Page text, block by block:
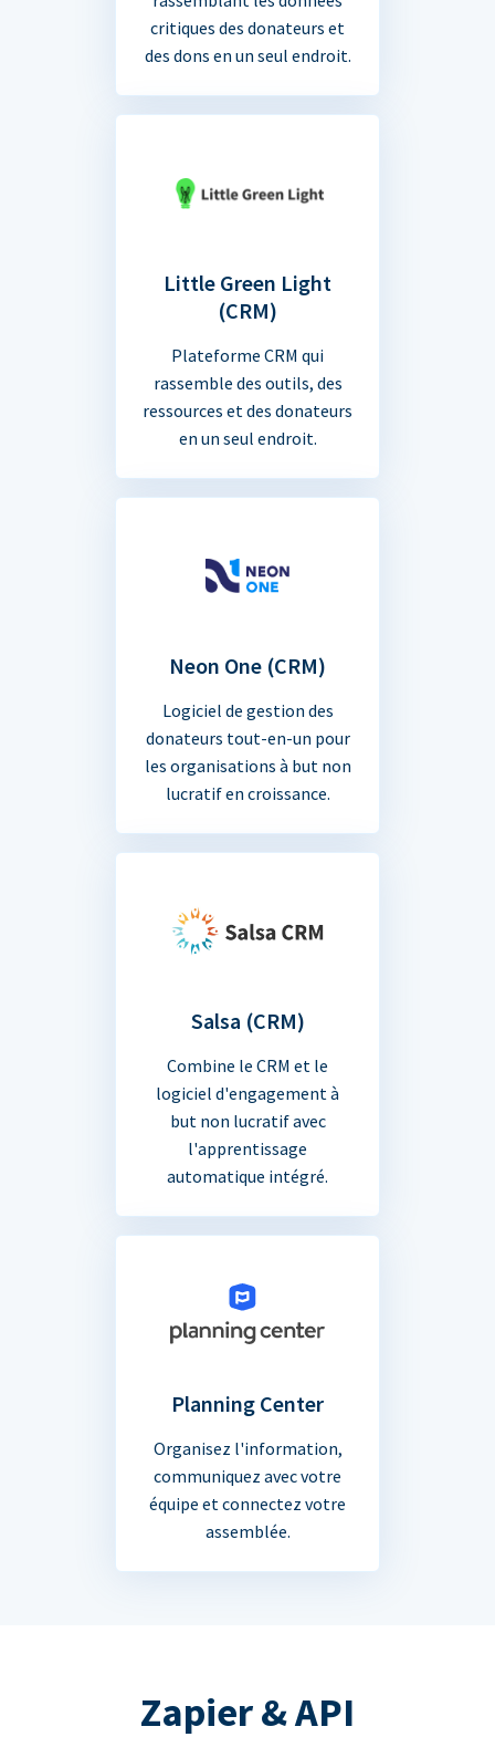
critiques des donateurs et
des dons en un seul endroit.
Little Green Light
(CRM)
Plateforme CRM qui
rassemble des outils, des
ressources et des donateurs
en un seul endroit.
Neon One (CRM)
Logiciel de gestion des
donateurs tout-en-un pour
les organisations à but non
lucratif en croissance.
Salsa (CRM)
Combine le CRM et le
logiciel d'engagement à
but non lucratif avec
l'apprentissage
automatique intégré.
Planning Center
Organisez l'information,
communiquez avec votre
équipe et connectez votre
assemblée.
Zapier & API